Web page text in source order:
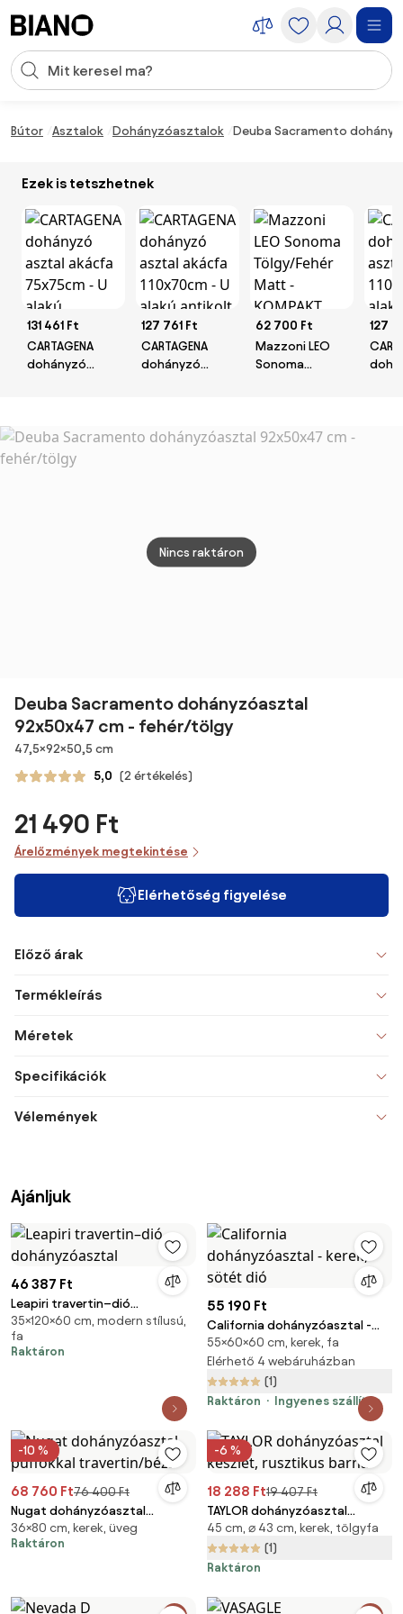
Keresési bevitel
Bútor Asztalok Dohányzóasztalok Deuba Sacramento
Ezek is tetszhetnek
131 461 Ft
CARTAGENA
dohányzó
szálcsiszolt
lábbal - Natúr
127 761 Ft
CARTAGENA
dohányzó
lábbal - Szürke
62 700 Ft
Mazzoni LEO
Sonoma
NYITHATÓ
127
Nincs raktáron
Deuba Sacramento dohányzóasztal
92x50x47 cm - fehér/tölgy
Méretek
47,5×92×50,5 cm
5,0 (2 értékelés)
21 490 Ft
Árelőzmények megtekintése
Elérhetőség figyelése
Előző árak
Termékleírás
Méretek
Specifikációk
Vélemények
Ajánljuk
46 387 Ft
Leapiri travertin–dió
dohányzóasztal
35×120×60 cm, modern stílusú,
fa
Raktáron
55 190 Ft
California dohányzóasztal -
kerek, sötét dió
55×60×60 cm, kerek, fa
Elérhető 4 webáruházban
(1)
Raktáron
Ingyenes szállítás
-10 %
68 760 Ft76 400 Ft
Nugat dohányzóasztal
puffokkal travertin/bézs
36×80 cm, kerek, üveg
Raktáron
-6 %
18 288 Ft19 407 Ft
TAYLOR dohányzóasztal
készlet, rusztikus barna
45 cm, ⌀ 43 cm, kerek, tölgyfa
(1)
Raktáron